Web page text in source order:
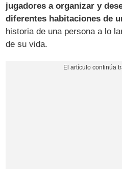
jugadores a organizar y
diferentes habitaciones de
historia de una persona a lo
de su vida.